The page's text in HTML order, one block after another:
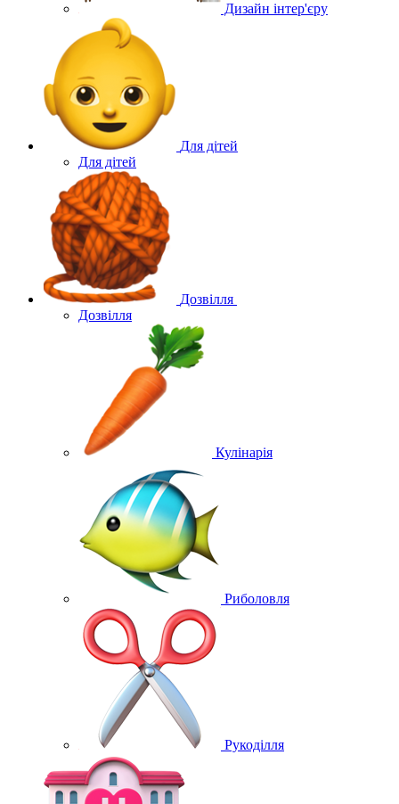
Дизайн інтер'єру
Для дітей
Для дітей
Дозвілля
Дозвілля
Кулінарія
Риболовля
Рукоділля